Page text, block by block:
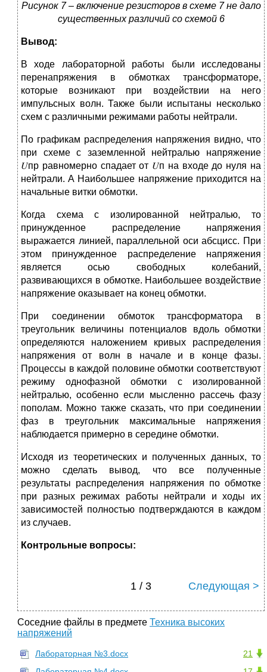
Рисунок 7 – включение резисторов в схеме 7 не дало
существенных различий со схемой 6
Вывод:
В ходе лабораторной работы были исследованы
перенапряжения в обмотках трансформаторе,
которые возникают при воздействии на него
импульсных волн. Также были испытаны несколько
схем с различными режимами работы нейтрали.
По графикам распределения напряжения видно, что
при схеме с заземленной нейтралью напряжение
𝑈пр равномерно спадает от 𝑈п на входе до нуля на
нейтрали. А Наибольшее напряжение приходится на
начальные витки обмотки.
Когда схема с изолированной нейтралью, то
принужденное распределение напряжения
выражается линией, параллельной оси абсцисс. При
этом принужденное распределение напряжения
является осью свободных колебаний,
развивающихся в обмотке. Наибольшее воздействие
напряжение оказывает на конец обмотки.
При соединении обмоток трансформатора в
треугольник величины потенциалов вдоль обмотки
определяются наложением кривых распределения
напряжения от волн в начале и в конце фазы.
Процессы в каждой половине обмотки соответствуют
режиму однофазной обмотки с изолированной
нейтралью, особенно если мысленно рассечь фазу
пополам. Можно также сказать, что при соединении
фаз в треугольник максимальные напряжения
наблюдается примерно в середине обмотки.
Исходя из теоретических и полученных данных, то
можно сделать вывод, что все полученные
результаты распределения напряжения по обмотке
при разных режимах работы нейтрали и ходы их
зависимостей полностью подтверждаются в каждом
из случаев.
Контрольные вопросы:
1 / 3 Следующая >
Соседние файлы в предмете Техника высоких
напряжений
21
Лабораторная №3.docx